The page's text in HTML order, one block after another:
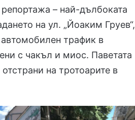
– най-дълбоката
на ул. „Йоаким Груев“,
трафик в
с чакъл и миос. Паветата
на тротоарите в